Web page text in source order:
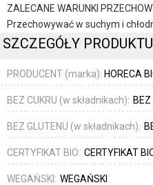
ZALECANE WARUNKI
Przechowywać w suchym i
SZCZEGÓŁY PRODUKTU
PRODUCENT (marka): HORECA
BEZ CUKRU (w składnikach):
BEZ GLUTENU (w składnikach):
CERTYFIKAT BIO: CERTYFIKAT
WEGAŃSKI: WEGAŃSKI